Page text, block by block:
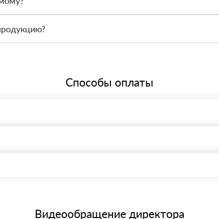
Способы оплаты
через системы электронных платежей.
банковским картам
материала после проверки качества и количества
Видеообращение директора